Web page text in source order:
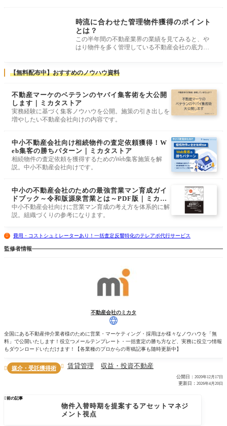
時流に合わせた管理物件獲得のポイント
とは？
この半年間の不動産業界の業績を見てみると、や
はり物件を多く管理している不動産会社の底力を
【無料配布中】おすすめのノウハウ資料
不動産マーケのベテランのヤバイ集客術を大公開
します｜ミカタストア
実務経験に基づく集客ノウハウを公開。施策の引き出しを
増やしたい不動産会社向けの内容です。
中小不動産会社向け相続物件の査定依頼獲得！W
eb集客の勝ちパターン｜ミカタストア
相続物件の査定依頼を獲得するためのWeb集客施策を解
説。中小不動産会社向けです。
中小の不動産会社のための最強営業マン育成ガイ
ドブック～令和版源泉営業とは～PDF版｜ミカタ
ストア
中小不動産会社向けに営業マン育成の考え方を体系的に解
説。組織づくりの参考になります。
費用・コストシュミレーターあり！一括査定反響特化のテレアポ代行サービス
監修者情報
不動産会社のミカタ
全国にある不動産仲介業者様のために営業・マーケティング・採用ほか様々なノウハウを「無
料」で公開いたします！役立つメールテンプレート・一括査定の勝ち方など、実務に役立つ情報
もダウンロードいただけます！【各業種のプロからの寄稿記事も随時更新中】
 媒介・受託獲得術  賃貸管理 収益・投資不動産
公開日： 2020年12月17日
更新日： 2026年4月20日
前の記事
物件入替時期を提案するアセットマネジ
メント視点